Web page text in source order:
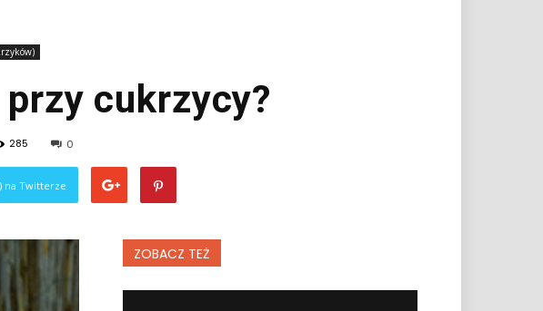
cukrzycy?
285 0
na Twitterze
ZOBACZ TEŻ